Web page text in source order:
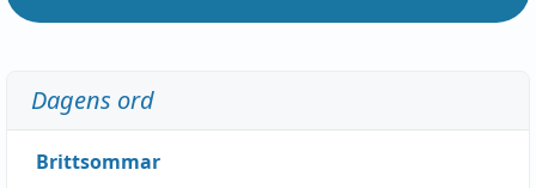
Dagens ord
Brittsommar